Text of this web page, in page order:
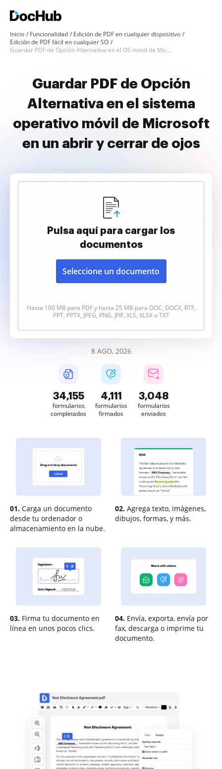
Inicio Funcionalidad
Edición de PDF en cualquier dispositivo
Edición de PDF fácil en cualquier SO
Guardar PDF de Opción Alternativa en el OS móvil de Microsoft
Guardar PDF de Opción
Alternativa en el sistema
operativo móvil de Microsoft
en un abrir y cerrar de ojos
Pulsa aquí para cargar los
documentos
Seleccione un documento
Hasta 100 MB para PDF y hasta 25 MB para DOC, DOCX, RTF,
PPT, PPTX, JPEG, PNG, JFIF, XLS, XLSX o TXT
8 AGO, 2026
34,155
formularios
completados
4,111
formularios
firmados
3,048
formularios
enviados
01. Carga un documento
desde tu ordenador o
almacenamiento en la nube.
02. Agrega texto, imágenes,
dibujos, formas, y más.
03. Firma tu documento en
línea en unos pocos clics.
04. Envía, exporta, envía por
fax, descarga o imprime tu
documento.